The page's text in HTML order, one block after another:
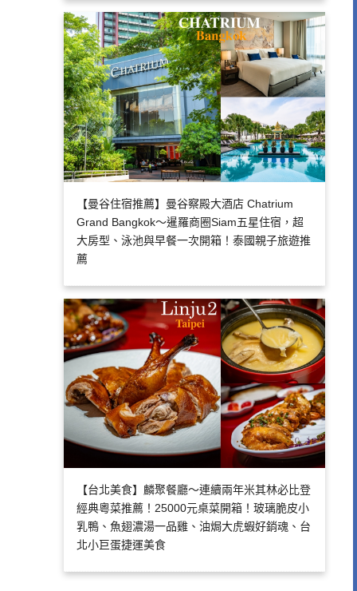
【曼谷住宿推薦】曼谷察殿大酒店 Chatrium
Grand Bangkok～暹羅商圈Siam五星住宿，超
大房型、泳池與早餐一次開箱！泰國親子旅遊推
薦
【台北美食】麟聚餐廳～連續兩年米其林必比登
經典粵菜推薦！25000元桌菜開箱！玻璃脆皮小
乳鴨、魚翅濃湯一品雞、油焗大虎蝦好銷魂、台
北小巨蛋捷運美食